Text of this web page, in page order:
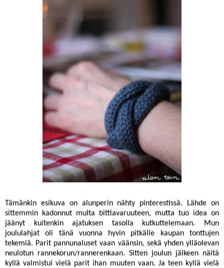
Tämänkin esikuva on alunperin nähty pinterestissä. Lähde on
sittemmin kadonnut multa bittiavaruuteen, mutta tuo idea on
jäänyt kuitenkin ajatuksen tasolla kutkuttelemaan. Mun
joululahjat oli tänä vuonna hyvin pitkälle kaupan tonttujen
tekemiä. Parit pannunaluset vaan väänsin, sekä yhden ylläolevan
neulotun rannekorun/rannerenkaan. Sitten joulun jälkeen näitä
kyllä valmistui vielä parit ihan muuten vaan. Ja teen kyllä vielä